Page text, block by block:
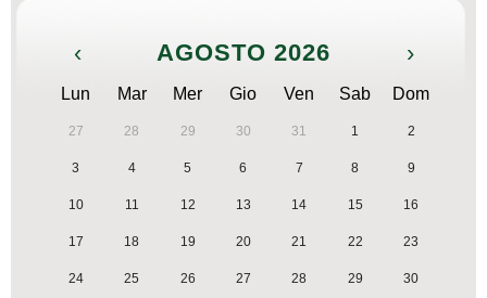
‹ AGOSTO 2026 ›
Lun Mar Mer Gio Ven Sab Dom
27 28 29 30 31 1 2
3 4 5 6 7 8 9
10 11 12 13 14 15 16
17 18 19 20 21 22 23
24 25 26 27 28 29 30